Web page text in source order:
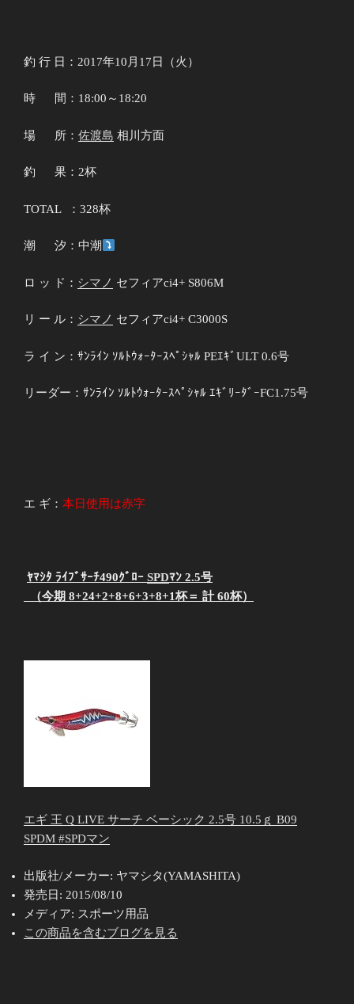
釣 行 日：2017年10月17日（火）
時 間：18:00～18:20
場 所： 佐渡島 相川方面
釣 果：2杯
TOTAL ：328杯
潮 汐：中潮
ロ ッ ド： シマノ セフィアci4+ S806M
リ ー ル： シマノ セフィアci4+ C3000S
ラ イ ン：ｻﾝﾗｲﾝ ｿﾙﾄｳｫｰﾀｰｽﾍﾟｼｬﾙ PEｴｷﾞULT 0.6号
リーダー：ｻﾝﾗｲﾝ ｿﾙﾄｳｫｰﾀｰｽﾍﾟｼｬﾙ ｴｷﾞﾘｰﾀﾞｰFC1.75号
エ ギ： 本日使用は赤字
ﾔﾏｼﾀ ﾗｲﾌﾞｻｰﾁ490ｸﾞﾛｰ SPDﾏﾝ 2.5号
（今期 8+24+2+8+6+3+8+1杯＝ 計 60杯）
エギ 王 Q LIVE サーチ ベーシック 2.5号 10.5ｇ B09
SPDM #SPDマン
出版社/メーカー: ヤマシタ(YAMASHITA)
発売日: 2015/08/10
メディア: スポーツ用品
この商品を含むブログを見る